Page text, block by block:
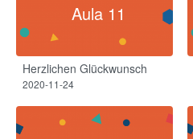
Aula 11
Herzlichen Glückwunsch
2020-11-24